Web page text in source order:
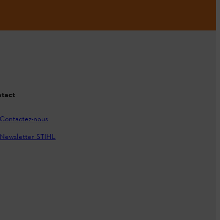
Contactez-nous
Newsletter STIHL